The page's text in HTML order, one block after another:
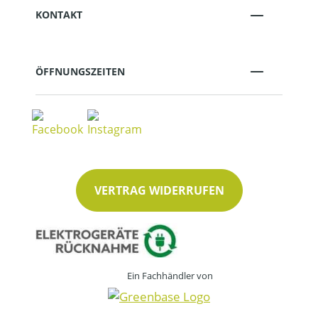
KONTAKT
ÖFFNUNGSZEITEN
VERTRAG WIDERRUFEN
Ein Fachhändler von